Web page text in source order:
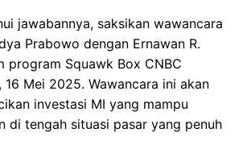
jawabannya, saksikan wawancara
Prabowo dengan Ernawan R.
program Squawk Box CNBC
16 Mei 2025. Wawancara ini akan
investasi MI yang mampu
di tengah situasi pasar yang penuh